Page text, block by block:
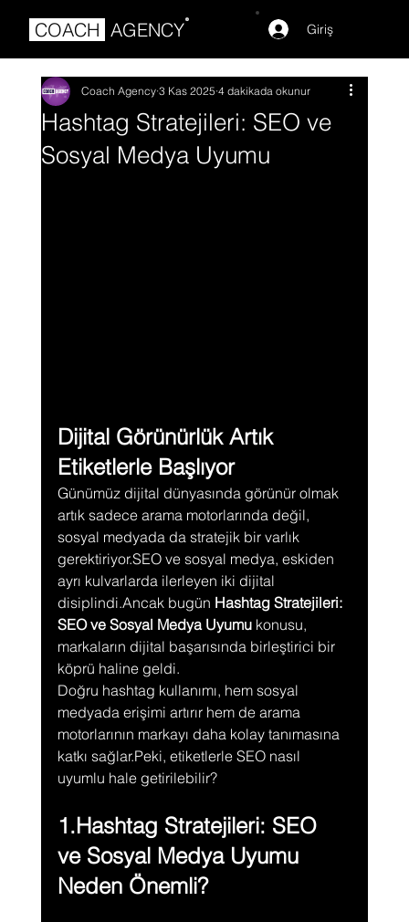
COACH AGENCY®
Giriş
Hashtag Stratejileri: SEO ve
Sosyal Medya Uyumu
Coach Agency 3 Kas 2025 4 dakikada okunur
Dijital Görünürlük Artık
Etiketlerle Başlıyor
Günümüz dijital dünyasında görünür olmak
artık sadece arama motorlarında değil,
sosyal medyada da stratejik bir varlık
gerektiriyor.SEO ve sosyal medya, eskiden
ayrı kulvarlarda ilerleyen iki dijital
disiplindi.Ancak bugün Hashtag Stratejileri:
SEO ve Sosyal Medya Uyumu konusu,
markaların dijital başarısında birleştirici bir
köprü haline geldi.
Doğru hashtag kullanımı, hem sosyal
medyada erişimi artırır hem de arama
motorlarının markayı daha kolay tanımasına
katkı sağlar.Peki, etiketlerle SEO nasıl
uyumlu hale getirilebilir?
1.Hashtag Stratejileri: SEO
ve Sosyal Medya Uyumu
Neden Önemli?